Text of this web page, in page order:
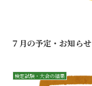
７月の予定・お知らせ
検定試験・大会の結果